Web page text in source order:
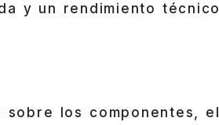
y un rendimiento técnico
los componentes, el